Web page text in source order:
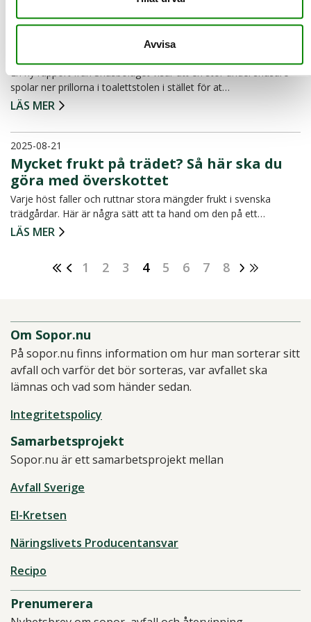
Avvisa
2025-09-01
Många snusare spolar ner prillorna –
trots vetskap om miljöpåverkan
En ny rapport från Snusbolaget visar att en stor andel snusare
spolar ner prillorna i toalettstolen i stället för at…
LÄS MER
2025-08-21
Mycket frukt på trädet? Så här ska du
göra med överskottet
Varje höst faller och ruttnar stora mängder frukt i svenska
trädgårdar. Här är några sätt att ta hand om den på ett…
LÄS MER
1 2 3 4 5 6 7 8
Om Sopor.nu
På sopor.nu finns information om hur man sorterar sitt
avfall och varför det bör sorteras, var avfallet ska
lämnas och vad som händer sedan.
Integritetspolicy
Samarbetsprojekt
Sopor.nu är ett samarbetsprojekt mellan
Avfall Sverige
El-Kretsen
Näringslivets Producentansvar
Recipo
Prenumerera